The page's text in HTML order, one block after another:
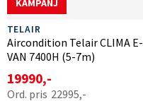
KAMPANJ
TELAIR
Aircondition Telair CLIMA E-
VAN 7400H (5-7m)
19990,-
22995,-